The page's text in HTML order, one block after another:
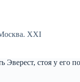
XXI
Эверест, стоя у его